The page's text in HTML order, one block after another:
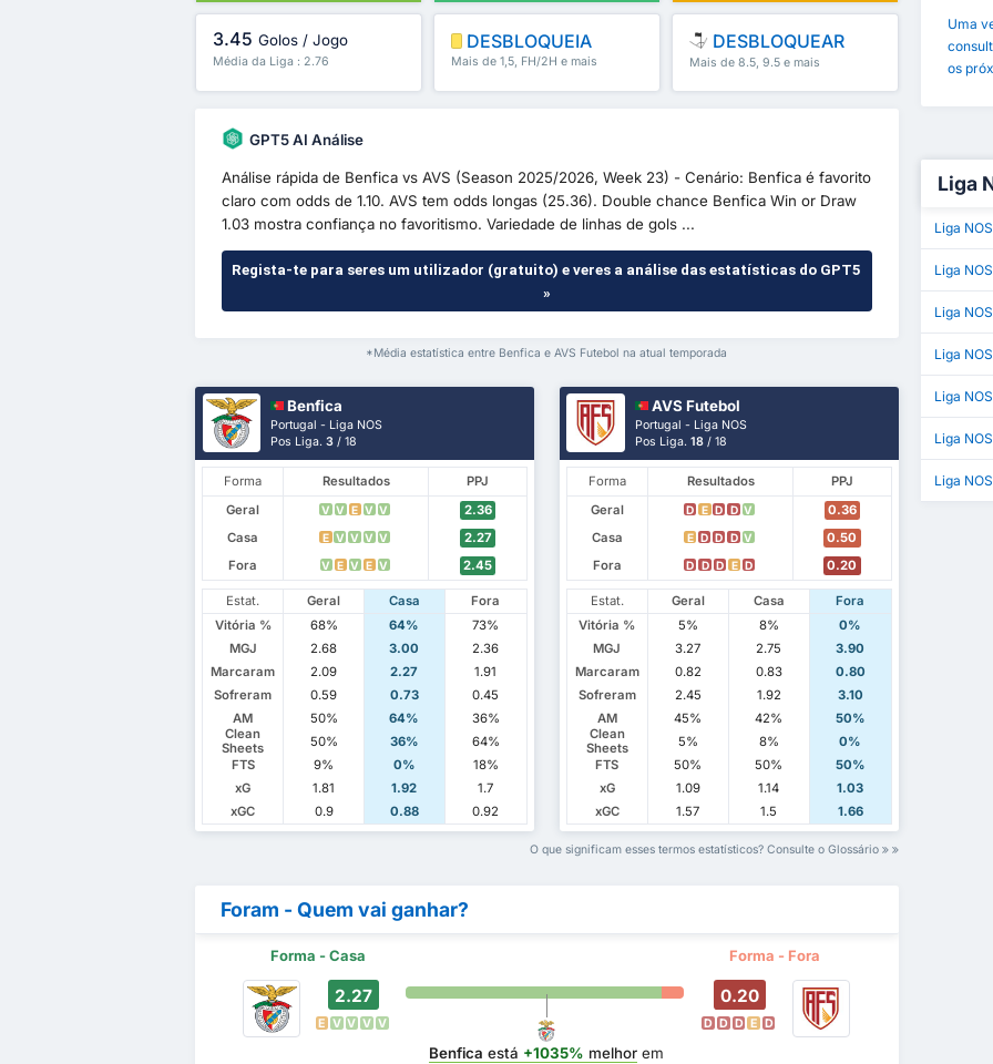
3.45 Golos / Jogo
Média da Liga : 2.76
DESBLOQUEIA
Mais de 1,5, FH/2H e mais
DESBLOQUEAR
Mais de 8.5, 9.5 e mais
GPT5 AI Análise
Análise rápida de Benfica vs AVS (Season 2025/2026, Week 23) - Cenário: Benfica é favorito
claro com odds de 1.10. AVS tem odds longas (25.36). Double chance Benfica Win or Draw
1.03 mostra confiança no favoritismo. Variedade de linhas de gols ...
Regista-te para seres um utilizador (gratuito) e veres a análise das estatísticas do GPT5
»
*Média estatística entre Benfica e AVS Futebol na atual temporada
Benfica
Portugal - Liga NOS
Pos Liga.3 / 18
Forma Resultados
PPJ
Geral
V V E V V
2.36
Casa
E V V V V
2.27
Fora
V E V E V 2.45
Estat. Geral Casa
Fora
Vitória %
68% 64%
73%
MGJ
2.68 3.00
2.36
Marcaram
2.09 2.27
1.91
Sofreram
0.59 0.73
0.45
AM
50% 64%
36%
Clean
Sheets
50% 36%
64%
FTS
9% 0%
18%
xG
1.81 1.92
1.7
xGC
0.9 0.88 0.92
AVS Futebol
Portugal - Liga NOS
Pos Liga.18 / 18
Forma Resultados
PPJ
Geral
D E D D V
0.36
Casa
E D D D V
0.50
Fora
D D D E D 0.20
Estat. Geral Casa
Fora
Vitória %
5% 8%
0%
MGJ
3.27 2.75
3.90
Marcaram
0.82 0.83
0.80
Sofreram
2.45 1.92
3.10
AM
45% 42%
50%
Clean
Sheets
5% 8%
0%
FTS
50% 50%
50%
xG
1.09 1.14
1.03
xGC
1.57 1.5 1.66
O que significam esses termos estatísticos? Consulte o Glossário
Foram - Quem vai ganhar?
Forma - Casa Forma - Fora
2.27
E V V V V
Benfica está +1035% melhorem
0.20
D D D E D
Uma
os
Liga
Liga
Liga
Liga
Liga
Liga
Liga
Liga